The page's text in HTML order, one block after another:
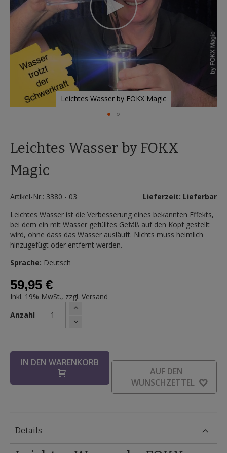
Leichtes Wasser by FOKX Magic
der
springen
Leichtes Wasser by FOKX
Magic
Artikel-Nr.: 3380 - 03
Lieferzeit: Lieferbar
Leichtes Wasser ist die Verbesserung eines bekannten Effekts,
bei dem ein mit Wasser gefülltes Gefäß auf den Kopf gestellt
wird, ohne dass das Wasser ausläuft. Nichts muss heimlich
hinzugefügt oder entfernt werden.
Sprache: Deutsch
59,95 €
Inkl. 19% MwSt., zzgl. Versand
Anzahl
IN DEN WARENKORB
AUF DEN
WUNSCHZETTEL
Details